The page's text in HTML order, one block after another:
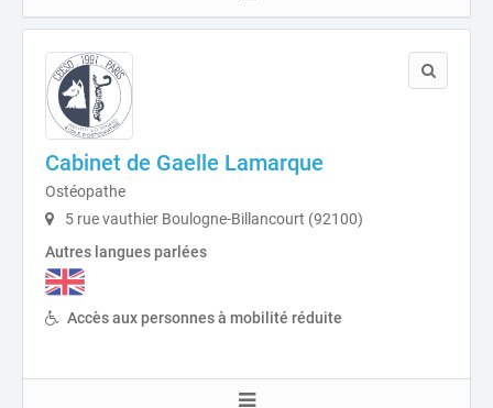
Cabinet de Gaelle Lamarque
Ostéopathe
5 rue vauthier Boulogne-Billancourt (92100)
Autres langues parlées
Accès aux personnes à mobilité réduite